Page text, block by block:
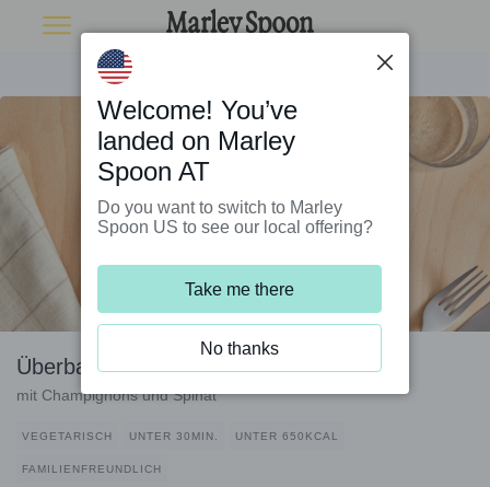
Überbackene Tortelli
mit Champignons und Spinat
VEGETARISCH UNTER 30MIN. UNTER 650KCAL
FAMILIENFREUNDLICH
Welcome! You’ve
landed on Marley
Spoon AT
Do you want to switch to Marley
Spoon US to see our local offering?
Take me there
No thanks